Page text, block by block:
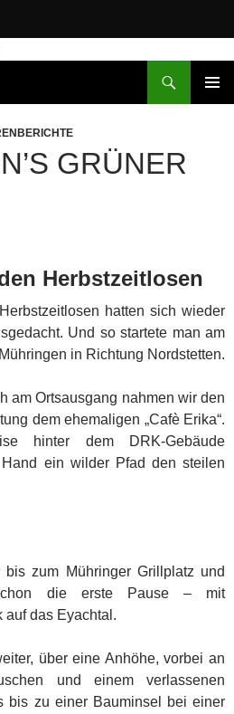
GRÜNER
Herbstzeitlosen
hatten sich wieder
Und so startete man am
in Richtung Nordstetten.
am Ortsausgang nahmen wir den
dem ehemaligen „Cafè Erika“.
hinter dem DRK-Gebäude
ein wilder Pfad den steilen
zum Mühringer Grillplatz und
die erste Pause – mit
auf das Eyachtal.
über eine Anhöhe, vorbei an
und einem verlassenen
bis zu einer Bauminsel bei einer